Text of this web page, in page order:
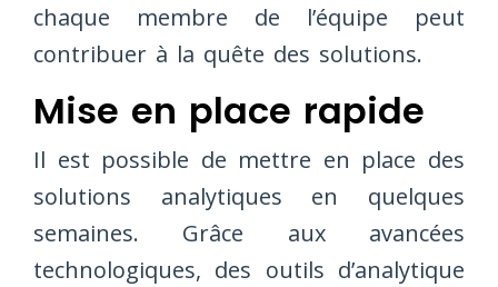
chaque membre de l’équipe peut
contribuer à la quête des solutions.
Mise en place rapide
Il est possible de mettre en place des
solutions analytiques en quelques
semaines. Grâce aux avancées
technologiques, des outils d’analytique